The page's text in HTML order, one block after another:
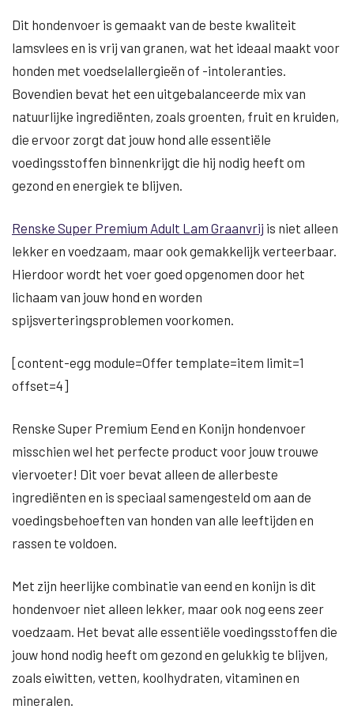
Dit hondenvoer is gemaakt van de beste kwaliteit
lamsvlees en is vrij van granen, wat het ideaal maakt voor
honden met voedselallergieën of -intoleranties.
Bovendien bevat het een uitgebalanceerde mix van
natuurlijke ingrediënten, zoals groenten, fruit en kruiden,
die ervoor zorgt dat jouw hond alle essentiële
voedingsstoffen binnenkrijgt die hij nodig heeft om
gezond en energiek te blijven.
Renske Super Premium Adult Lam Graanvrij is niet alleen
lekker en voedzaam, maar ook gemakkelijk verteerbaar.
Hierdoor wordt het voer goed opgenomen door het
lichaam van jouw hond en worden
spijsverteringsproblemen voorkomen.
[content-egg module=Offer template=item limit=1
offset=4]
Renske Super Premium Eend en Konijn hondenvoer
misschien wel het perfecte product voor jouw trouwe
viervoeter! Dit voer bevat alleen de allerbeste
ingrediënten en is speciaal samengesteld om aan de
voedingsbehoeften van honden van alle leeftijden en
rassen te voldoen.
Met zijn heerlijke combinatie van eend en konijn is dit
hondenvoer niet alleen lekker, maar ook nog eens zeer
voedzaam. Het bevat alle essentiële voedingsstoffen die
jouw hond nodig heeft om gezond en gelukkig te blijven,
zoals eiwitten, vetten, koolhydraten, vitaminen en
mineralen.